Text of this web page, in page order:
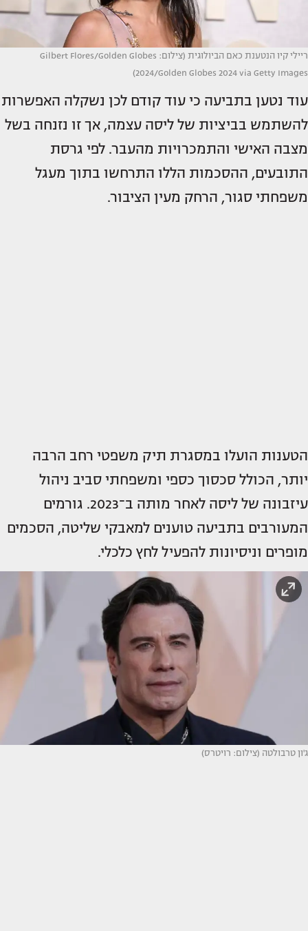
ריילי קיו הנטענת כאם הביולוגית (צילום: Gilbert Flores/Golden Globes
2024/Golden Globes 2024 via Getty Images)
עוד נטען בתביעה כי עוד קודם לכן נשקלה האפשרות
להשתמש בביציות של ליסה עצמה, אך זו נזנחה בשל
מצבה האישי והתמכרויות מהעבר. לפי גרסת
התובעים, ההסכמות הללו התרחשו בתוך מעגל
משפחתי סגור, הרחק מעין הציבור.
הטענות הועלו במסגרת תיק משפטי רחב הרבה
יותר, הכולל סכסוך כספי ומשפחתי סביב ניהול
עיזבונה של ליסה לאחר מותה ב־2023. גורמים
המעורבים בתביעה טוענים למאבקי שליטה, הסכמים
מופרים וניסיונות להפעיל לחץ כלכלי.
ג'ון טרבולטה (צילום: רויטרס)